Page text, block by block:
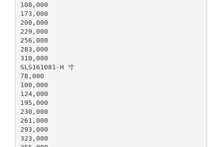
108,000
173,000
200,000
229,000
256,000
283,000
310,000
SLS161081-H 寸
78,000
100,000
124,000
195,000
230,000
261,000
293,000
323,000